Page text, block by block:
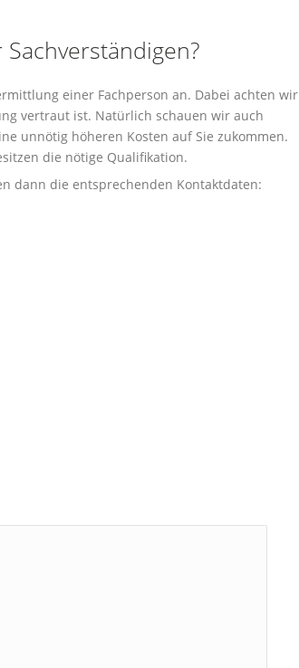
einer Fachperson an. Dabei achten wir
vertraut ist. Natürlich schauen wir auch
unnötig höheren Kosten auf Sie zukommen.
die nötige Qualifikation.
dann die entsprechenden Kontaktdaten: